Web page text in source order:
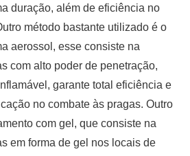
duração, além de eficiência no
método bastante utilizado é o
aerossol, esse consiste na
com alto poder de penetração,
garante total eficiência e
no combate às pragas. Outro
com gel, que consiste na
em forma de gel nos locais de